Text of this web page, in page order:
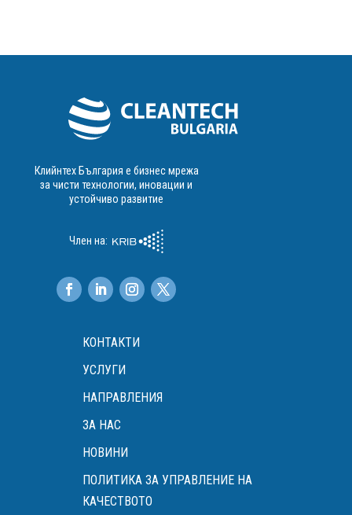
Клийнтех България е бизнес мрежа
за чисти технологии, иновации и
устойчиво развитие
Член на:
КОНТАКТИ
УСЛУГИ
НАПРАВЛЕНИЯ
ЗА НАС
НОВИНИ
ПОЛИТИКА ЗА УПРАВЛЕНИЕ НА
КАЧЕСТВОТО